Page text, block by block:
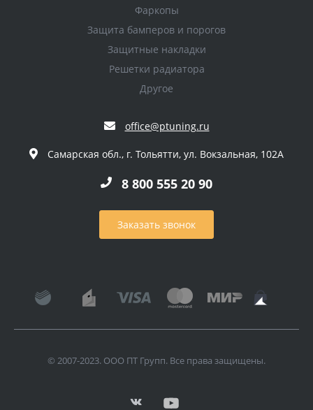
Фаркопы
Защита бамперов и порогов
Защитные накладки
Решетки радиатора
Другое
office@ptuning.ru
Самарская обл., г. Тольятти, ул. Вокзальная, 102А
8 800 555 20 90
Заказать звонок
© 2007-2023. ООО ПТ Групп. Все права защищены.